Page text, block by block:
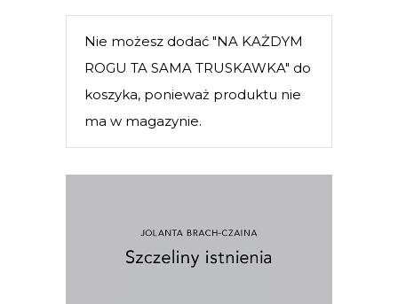
Nie możesz dodać "NA KAŻDYM
ROGU TA SAMA TRUSKAWKA" do
koszyka, ponieważ produktu nie
ma w magazynie.